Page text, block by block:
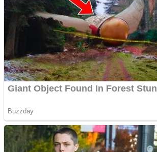
Creez aplicatie
ANDROID pentru siteul
tau
ANDROID pentru siteul
tau
Anuntul tau apare in mai
multe ziare online